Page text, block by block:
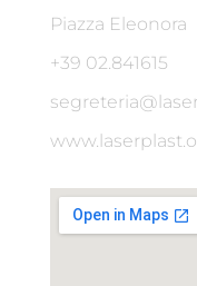
Piazza
+39 02.841615